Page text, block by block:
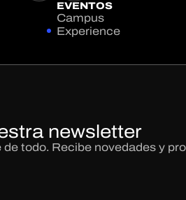
EVENTOS
Campus
Experience
newsletter
todo. Recibe novedades y